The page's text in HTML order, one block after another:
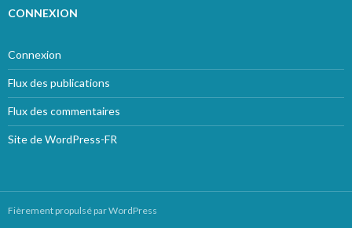
CONNEXION
Connexion
Flux des publications
Flux des commentaires
Site de WordPress-FR
Fièrement propulsé par WordPress